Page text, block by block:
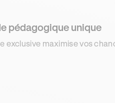
pédagogique unique
exclusive maximise vos